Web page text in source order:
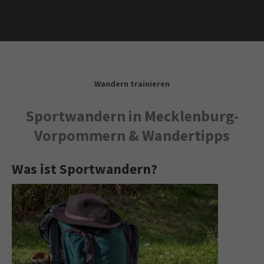
Wandern trainieren
Sportwandern in Mecklenburg-
Vorpommern & Wandertipps
Was ist Sportwandern?